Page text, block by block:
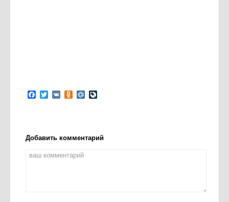
Facebook
Twitter
VK Odnoklassniki
Mail.Ru
Добавить комментарий